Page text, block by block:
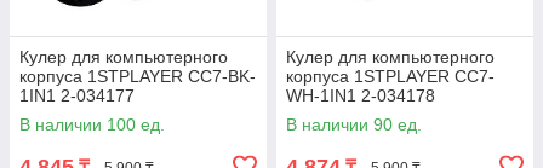
Кулер для компьютерного
корпуса 1STPLAYER CC7-BK-
1IN1 2-034177
В наличии 100 ед.
Кулер для компьютерного
корпуса 1STPLAYER CC7-
WH-1IN1 2-034178
В наличии 90 ед.